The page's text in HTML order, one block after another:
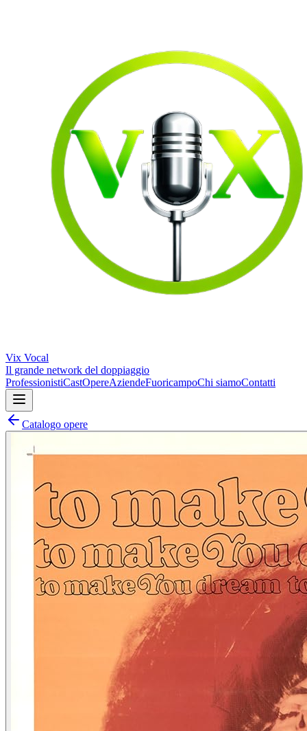
Vix Vocal
Il grande network del doppiaggio
ProfessionistiCastOpereAziendeFuoricampoChi siamoContatti
Catalogo opere